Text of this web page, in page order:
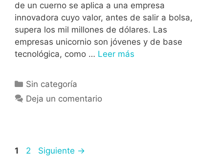
de un cuerno se aplica a una empresa
innovadora cuyo valor, antes de salir a bolsa,
supera los mil millones de dólares. Las
empresas unicornio son jóvenes y de base
tecnológica, como … Leer más
Sin categoría
Deja un comentario
1 2 Siguiente →